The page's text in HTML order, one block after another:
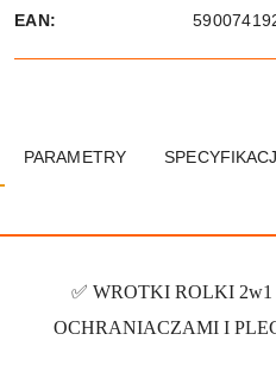
EAN:
PARAMETRY
✅ WROTKI ROLKI
OCHRANIACZAMI I